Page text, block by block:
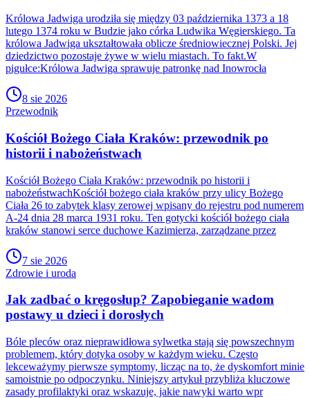
Królowa Jadwiga urodziła się między 03 października 1373 a 18
lutego 1374 roku w Budzie jako córka Ludwika Węgierskiego. Ta
królowa Jadwiga ukształtowała oblicze średniowiecznej Polski. Jej
dziedzictwo pozostaje żywe w wielu miastach. To fakt.W
pigułce:Królowa Jadwiga sprawuje patronkę nad Inowrocła
8 sie 2026
Przewodnik
Kościół Bożego Ciała Kraków: przewodnik po
historii i nabożeństwach
Kościół Bożego Ciała Kraków: przewodnik po historii i
nabożeństwachKościół bożego ciała kraków przy ulicy Bożego
Ciała 26 to zabytek klasy zerowej wpisany do rejestru pod numerem
A-24 dnia 28 marca 1931 roku. Ten gotycki kościół bożego ciała
kraków stanowi serce duchowe Kazimierza, zarządzane przez
7 sie 2026
Zdrowie i uroda
Jak zadbać o kręgosłup? Zapobieganie wadom
postawy u dzieci i dorosłych
Bóle pleców oraz nieprawidłowa sylwetka stają się powszechnym
problemem, który dotyka osoby w każdym wieku. Często
lekceważymy pierwsze symptomy, licząc na to, że dyskomfort minie
samoistnie po odpoczynku. Niniejszy artykuł przybliża kluczowe
zasady profilaktyki oraz wskazuje, jakie nawyki warto wpr